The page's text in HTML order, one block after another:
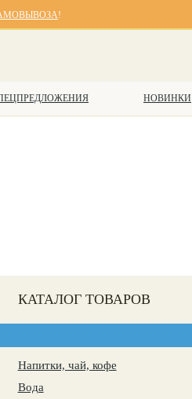
!
НОВИНКИ
КАТАЛОГ ТОВАРОВ
Напитки, чай, кофе
Вода